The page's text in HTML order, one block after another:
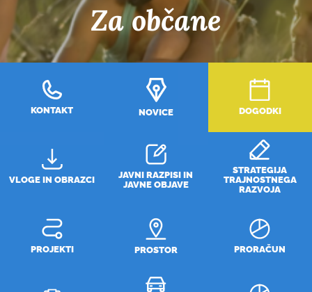
Za občane
KONTAKT NOVICE DOGODKI
VLOGE IN OBRAZCI
JAVNI RAZPISI IN
JAVNE OBJAVE
STRATEGIJA
TRAJNOSTNEGA
RAZVOJA
PROJEKTI PROSTOR PRORAČUN